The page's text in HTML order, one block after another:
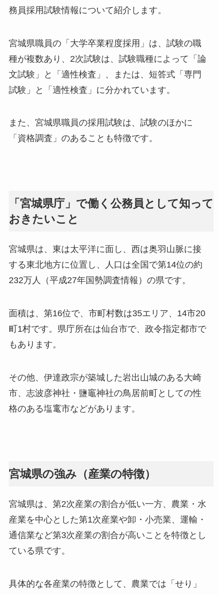
務員採用試験情報について紹介します。
宮城県職員の「大学卒業程度採用」は、試験の職
種が複数あり、2次試験は、試験職種によって「論
文試験」と「適性検査」、または、短答式「専門
試験」と「適性検査」に分かれています。
また、宮城県職員の採用試験は、試験のほかに
「資格調査」のあることも特徴です。
「宮城県庁」で働く公務員として知って
おきたいこと
宮城県は、東は太平洋に面し、西は奥羽山脈に接
する東北地方に位置し、人口は全国で第14位の約
232万人（平成27年国勢調査情報）の県です。
面積は、第16位で、市町村数は35エリア、14市20
町1村です。県庁所在は仙台市で、政令指定都市で
もあります。
その他、伊達政宗が築城した岩出山城のある大崎
市、志波彦神社・鹽竈神社の鳥居前町としての性
格のある塩竃市などがあります。
宮城県の強み（産業の特徴）
宮城県は、第2次産業の割合が低い一方、農業・水
産業を中心とした第1次産業や卸・小売業、運輸・
通信業など第3次産業の割合が高いことを特徴とし
ている県です。
具体的な各産業の特徴として、農業では「せり」